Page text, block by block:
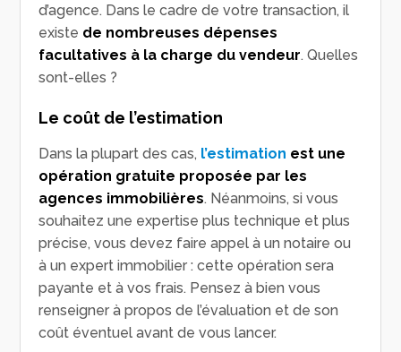
d’agence. Dans le cadre de votre transaction, il
existe de nombreuses dépenses
facultatives à la charge du vendeur. Quelles
sont-elles ?
Le coût de l’estimation
Dans la plupart des cas, l’estimation est une
opération gratuite proposée par les
agences immobilières. Néanmoins, si vous
souhaitez une expertise plus technique et plus
précise, vous devez faire appel à un notaire ou
à un expert immobilier : cette opération sera
payante et à vos frais. Pensez à bien vous
renseigner à propos de l’évaluation et de son
coût éventuel avant de vous lancer.